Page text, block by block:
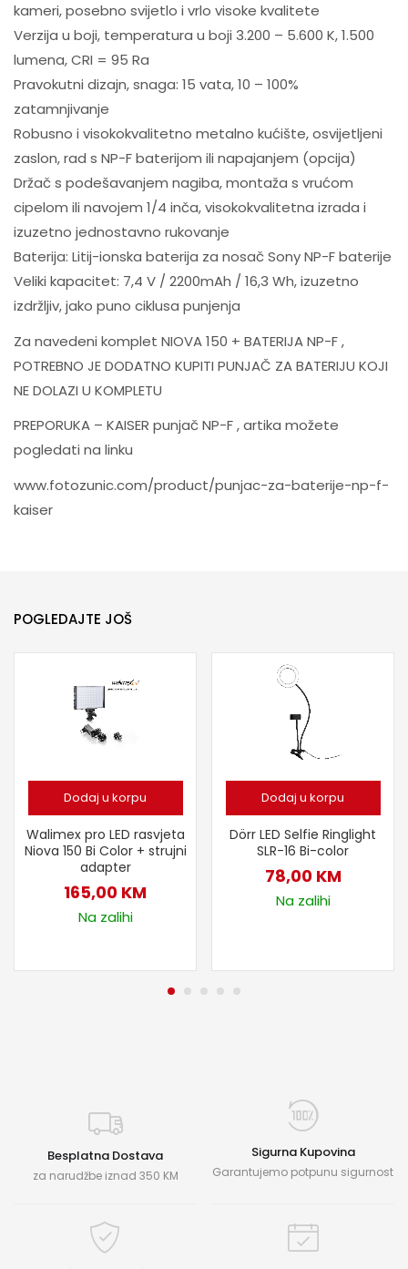
kameri, posebno svijetlo i vrlo visoke kvalitete
Verzija u boji, temperatura u boji 3.200 – 5.600 K, 1.500
lumena, CRI = 95 Ra
Pravokutni dizajn, snaga: 15 vata, 10 – 100%
zatamnjivanje
Robusno i visokokvalitetno metalno kućište, osvijetljeni
zaslon, rad s NP-F baterijom ili napajanjem (opcija)
Držač s podešavanjem nagiba, montaža s vrućom
cipelom ili navojem 1/4 inča, visokokvalitetna izrada i
izuzetno jednostavno rukovanje
Baterija: Litij-ionska baterija za nosač Sony NP-F baterije
Veliki kapacitet: 7,4 V / 2200mAh / 16,3 Wh, izuzetno
izdržljiv, jako puno ciklusa punjenja
Za navedeni komplet NIOVA 150 + BATERIJA NP-F ,
POTREBNO JE DODATNO KUPITI PUNJAČ ZA BATERIJU KOJI
NE DOLAZI U KOMPLETU
PREPORUKA – KAISER punjač NP-F , artika možete
pogledati na linku
www.fotozunic.com/product/punjac-za-baterije-np-f-
kaiser
POGLEDAJTE JOŠ
Dodaj u korpu
Walimex pro LED rasvjeta
Niova 150 Bi Color + strujni
adapter
165,00 KM
Na zalihi
Dodaj u korpu
Dörr LED Selfie Ringlight
SLR-16 Bi-color
78,00 KM
Na zalihi
Besplatna Dostava
za narudžbe iznad 350 KM
Sigurna Kupovina
Garantujemo potpunu sigurnost